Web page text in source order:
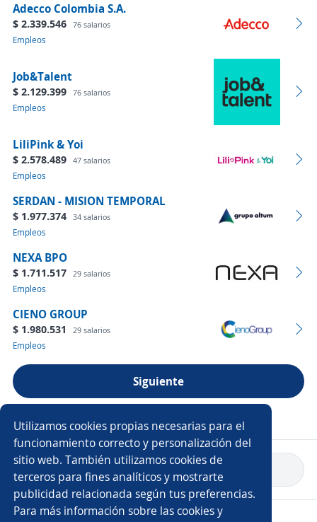
Utilizamos cookies propias necesarias para el
funcionamiento correcto y personalización del
sitio web. También utilizamos cookies de
terceros para fines analíticos y mostrarte
publicidad relacionada según tus preferencias.
Para más información sobre las cookies y
Adecco Colombia S.A.
$ 2.339.546 76 salarios
Empleos
Job&Talent
$ 2.129.399 76 salarios
Empleos
LiliPink & Yoi
$ 2.578.489 47 salarios
Empleos
SERDAN - MISION TEMPORAL
$ 1.977.374 34 salarios
Empleos
NEXA BPO
$ 1.711.517 29 salarios
Empleos
CIENO GROUP
$ 1.980.531 29 salarios
Empleos
Siguiente
Ver más empresas
Volver a inicio